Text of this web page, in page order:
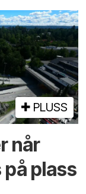
PLUSS
når
plass